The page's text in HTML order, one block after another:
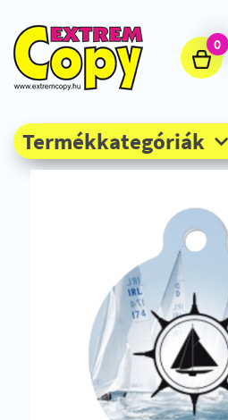
0
Termékkategóriák